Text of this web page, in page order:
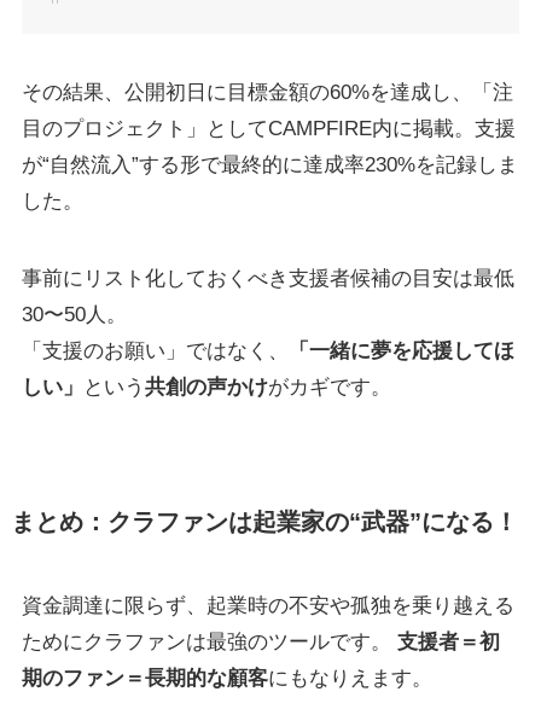
その結果、公開初日に目標金額の60%を達成し、「注
目のプロジェクト」としてCAMPFIRE内に掲載。支援
が“自然流入”する形で最終的に達成率230%を記録しま
した。
事前にリスト化しておくべき支援者候補の目安は最低
30〜50人。
「支援のお願い」ではなく、
「一緒に夢を応援してほ
しい」
という 共創の声かけがカギです。
まとめ：クラファンは起業家の“武器”になる！
資金調達に限らず、起業時の不安や孤独を乗り越える
ためにクラファンは最強のツールです。 支援者＝初
期のファン＝長期的な顧客にもなりえます。